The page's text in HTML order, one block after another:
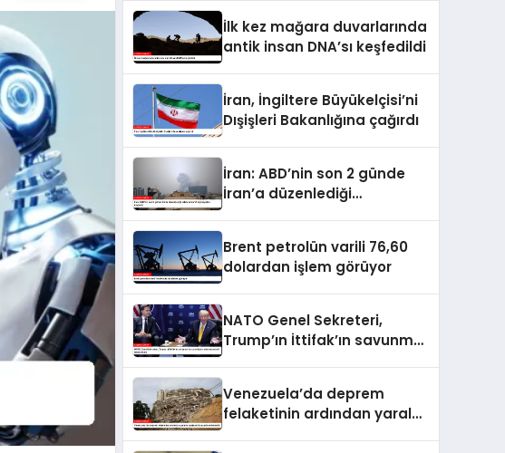
İlk kez mağara duvarlarında
antik insan DNA’sı keşfedildi
İran, İngiltere Büyükelçisi’ni
Dışişleri Bakanlığına çağırdı
İran: ABD’nin son 2 günde
İran’a düzenlediği
Brent petrolün varili 76,60
dolardan işlem görüyor
NATO Genel Sekreteri,
Trump’ın İttifak’ın savunma
Venezuela’da deprem
felaketinin ardından yaralar